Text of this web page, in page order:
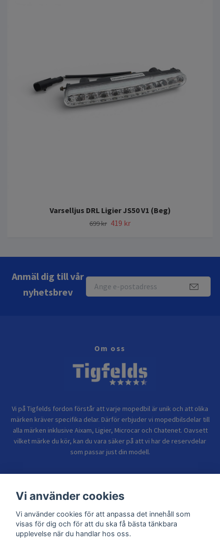
Varselljus DRL Ligier JS50 V1 (Beg)
699 kr 419 kr
Anmäl dig till vår
nyhetsbrev
Om oss
Vi på Tigfelds fordon förstår att varje mopedbil är unik och att olika
märken kräver specifika delar. Därför erbjuder vi mopedbilsdelar till
alla märken inklusive Aixam, Ligier, Microcar och Chatenet. Oavsett
vilket märke du kör, kan du vara säker på att vi har de reservdelar
som passar just din modell.
Sidor
Vi använder cookies
Vi använder cookies för att anpassa det innehåll som
visas för dig och för att du ska få bästa tänkbara
upplevelse när du handlar hos oss.